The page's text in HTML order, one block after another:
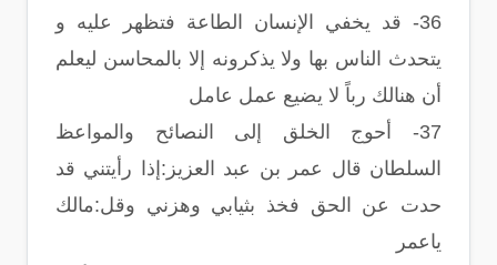
36- قد يخفي الإنسان الطاعة فتظهر عليه و
يتحدث الناس بها ولا يذكرونه إلا بالمحاسن ليعلم
أن هنالك رباً لا يضيع عمل عامل
37- أحوج الخلق إلى النصائح والمواعظ
السلطان قال عمر بن عبد العزيز:إذا رأيتني قد
حدت عن الحق فخذ بثيابي وهزني وقل:مالك
ياعمر